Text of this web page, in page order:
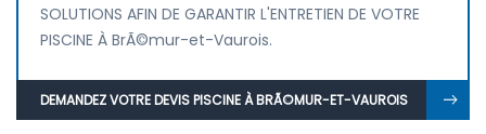
SOLUTIONS AFIN DE GARANTIR L'ENTRETIEN DE VOTRE
PISCINE À BrÃ©mur-et-Vaurois.
DEMANDEZ VOTRE DEVIS PISCINE À BRÃ©MUR-ET-VAUROIS